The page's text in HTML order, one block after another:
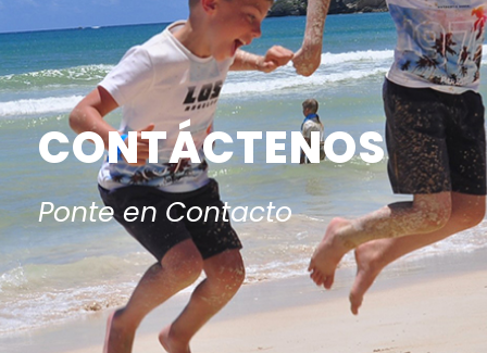
CONTÁCTENOS
Ponte en Contacto